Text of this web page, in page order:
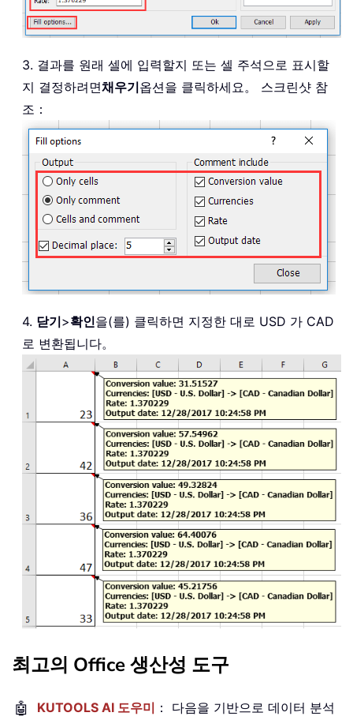
3. 결과를 원래 셀에 입력할지 또는 셀 주석으로 표시할
지 결정하려면채우기옵션을 클릭하세요。 스크린샷 참
조：
4. 닫기>확인을(를) 클릭하면 지정한 대로 USD 가 CAD
로 변환됩니다。
최고의 Office 생산성 도구
🤖 KUTOOLS AI 도우미 ： 다음을 기반으로 데이터 분석